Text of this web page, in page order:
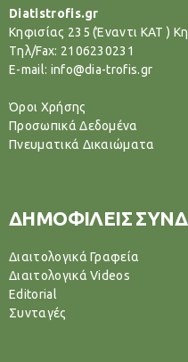
Diatistrofis.gr
Κηφισίας 235 (Έναντι ΚΑΤ )
Tηλ/Fax: 2106230231
E-mail: info@dia-trofis.gr
Όροι Χρήσης
Προσωπικά Δεδομένα
Πνευματικά Δικαιώματα
ΔΗΜΟΦΙΛΕΙΣ
Διαιτολογικά Γραφεία
Διαιτολογικά Videos
Editorial
Συνταγές